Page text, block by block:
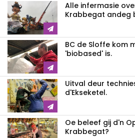
Alle infermasie
Krabbegat andeg
BC de Sloffe kom
'biobased' is.
Uitval deur
d'Ekseketel.
Oe beleef gij d'n
Krabbegat?